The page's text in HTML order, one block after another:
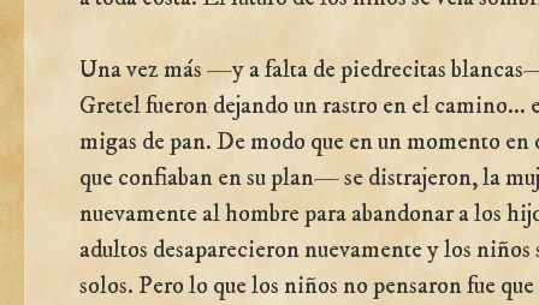
Una vez más —y a falta de piedrecitas
Gretel fueron dejando un rastro en el camino...
migas de pan. De modo que en un momento
que confiaban en su plan— se distrajeron, la
nuevamente al hombre para abandonar a los
adultos desaparecieron nuevamente y los niños
solos. Pero lo que los niños no pensaron fue